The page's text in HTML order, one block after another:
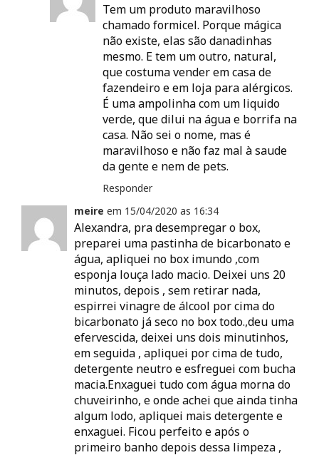
Tem um produto maravilhoso
chamado formicel. Porque mágica
não existe, elas são danadinhas
mesmo. E tem um outro, natural,
que costuma vender em casa de
fazendeiro e em loja para alérgicos.
É uma ampolinha com um liquido
verde, que dilui na água e borrifa na
casa. Não sei o nome, mas é
maravilhoso e não faz mal à saude
da gente e nem de pets.
Responder
meire em 15/04/2020 as 16:34
Alexandra, pra desempregar o box,
preparei uma pastinha de bicarbonato e
água, apliquei no box imundo ,com
esponja louça lado macio. Deixei uns 20
minutos, depois , sem retirar nada,
espirrei vinagre de álcool por cima do
bicarbonato já seco no box todo.,deu uma
efervescida, deixei uns dois minutinhos,
em seguida , apliquei por cima de tudo,
detergente neutro e esfreguei com bucha
macia.Enxaguei tudo com água morna do
chuveirinho, e onde achei que ainda tinha
algum lodo, apliquei mais detergente e
enxaguei. Ficou perfeito e após o
primeiro banho depois dessa limpeza ,